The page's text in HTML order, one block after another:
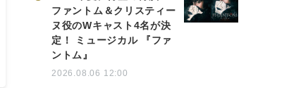
ファントム＆クリスティー
ヌ役のWキャスト4名が決
定！ ミュージカル 『ファ
ントム』
2026.08.06 12:00